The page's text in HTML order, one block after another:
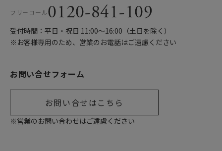
フリーコール0120-841-109
受付時間：平日・祝日 11:00〜16:00（土日を除く）
※お客様専用のため、営業のお電話はご遠慮ください
お問い合せフォーム
お問い合せはこちら
※営業のお問い合わせはご遠慮ください